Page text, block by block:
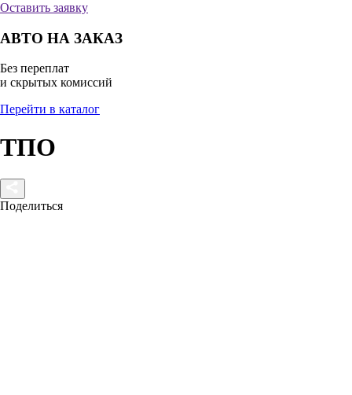
Оставить заявку
АВТО НА ЗАКАЗ
Без переплат
и скрытых комиссий
Перейти в каталог
ТПО
Поделиться